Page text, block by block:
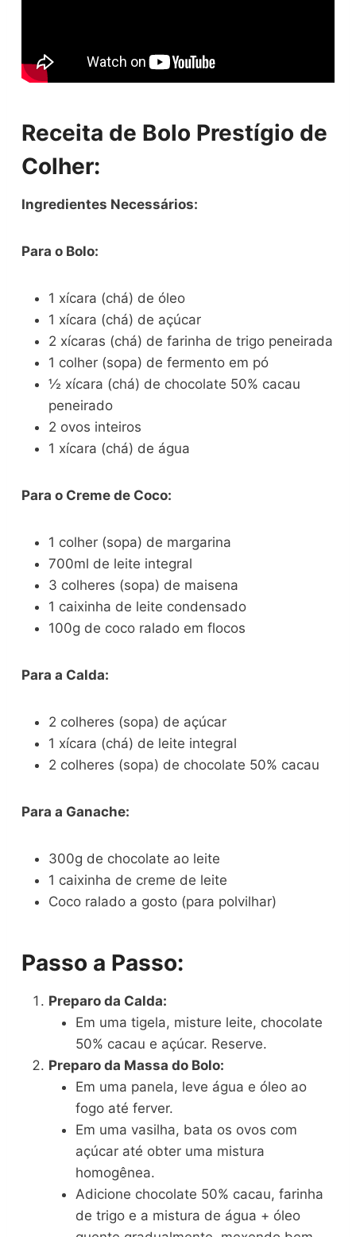
Receita de Bolo Prestígio de
Colher:
Ingredientes Necessários:
Para o Bolo:
1 xícara (chá) de óleo
1 xícara (chá) de açúcar
2 xícaras (chá) de farinha de trigo peneirada
1 colher (sopa) de fermento em pó
½ xícara (chá) de chocolate 50% cacau
peneirado
2 ovos inteiros
1 xícara (chá) de água
Para o Creme de Coco:
1 colher (sopa) de margarina
700ml de leite integral
3 colheres (sopa) de maisena
1 caixinha de leite condensado
100g de coco ralado em flocos
Para a Calda:
2 colheres (sopa) de açúcar
1 xícara (chá) de leite integral
2 colheres (sopa) de chocolate 50% cacau
Para a Ganache:
300g de chocolate ao leite
1 caixinha de creme de leite
Coco ralado a gosto (para polvilhar)
Passo a Passo:
Preparo da Calda:
Em uma tigela, misture leite, chocolate
50% cacau e açúcar. Reserve.
Preparo da Massa do Bolo:
Em uma panela, leve água e óleo ao
fogo até ferver.
Em uma vasilha, bata os ovos com
açúcar até obter uma mistura
homogênea.
Adicione chocolate 50% cacau, farinha
de trigo e a mistura de água + óleo